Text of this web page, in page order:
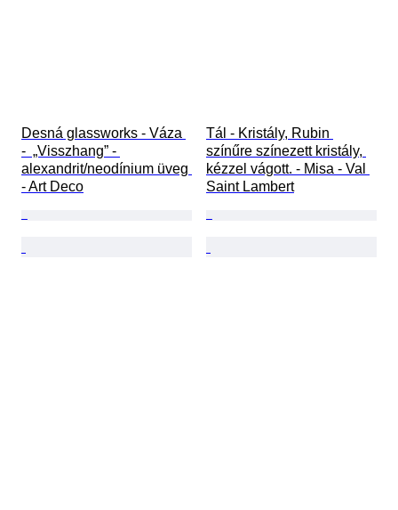
Desná glassworks - Váza
-  „Visszhang” -
alexandrit/neodínium üveg
- Art Deco
Tál - Kristály, Rubin
színűre színezett kristály,
kézzel vágott. - Misa - Val
Saint Lambert